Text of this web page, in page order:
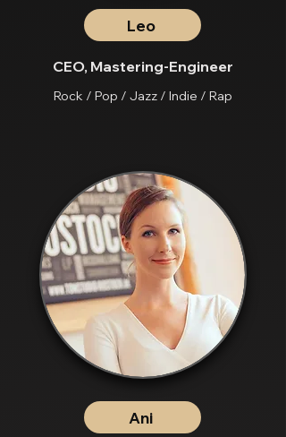
Leo
CEO, Mastering-Engineer
Rock / Pop / Jazz / Indie / Rap
Ani